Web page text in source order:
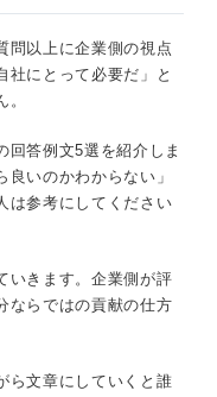
と貢献の仕方を端的
職務や事業を挙げる
の貢献の仕方をアピー
問以上に企業側の視点
社にとって必要だ」と
回答例文5選を紹介しま
いのかわからない」
は参考にしてください
いきます。企業側が評
ならではの貢献の仕方
ら文章にしていくと誰
と」の回答を考えよ